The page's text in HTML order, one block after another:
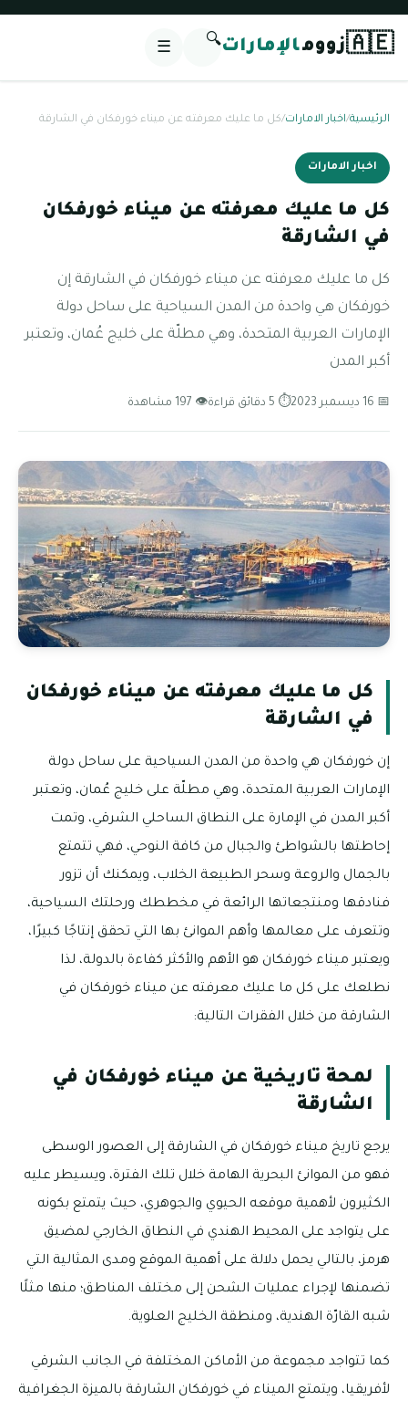
🇦🇪زوومالإمارات🔍
☰
الرئيسية/اخبار الامارات/كل ما عليك معرفته عن ميناء خورفكان في الشارقة
اخبار الامارات
كل ما عليك معرفته عن ميناء خورفكان
في الشارقة
كل ما عليك معرفته عن ميناء خورفكان في الشارقة إن
خورفكان هي واحدة من المدن السياحية على ساحل دولة
الإمارات العربية المتحدة، وهي مطلّة على خليج عُمان، وتعتبر
أكبر المدن
📅 16 ديسمبر 2023 ⏱ 5 دقائق قراءة 👁 197 مشاهدة
كل ما عليك معرفته عن ميناء خورفكان
في الشارقة
إن خورفكان هي واحدة من المدن السياحية على ساحل دولة
الإمارات العربية المتحدة، وهي مطلّة على خليج عُمان، وتعتبر
أكبر المدن في الإمارة على النطاق الساحلي الشرقي، وتمت
إحاطتها بالشواطئ والجبال من كافة النوحي، فهي تتمتع
بالجمال والروعة وسحر الطبيعة الخلاب، ويمكنك أن تزور
فنادقها ومنتجعاتها الرائعة في مخططك ورحلتك السياحية،
وتتعرف على معالمها وأهم الموانئ بها التي تحقق إنتاجًا كبيرًا،
ويعتبر ميناء خورفكان هو الأهم والأكثر كفاءة بالدولة، لذا
نطلعك على كل ما عليك معرفته عن ميناء خورفكان في
الشارقة من خلال الفقرات التالية:
لمحة تاريخية عن ميناء خورفكان في
الشارقة
يرجع تاريخ ميناء خورفكان في الشارقة إلى العصور الوسطى
فهو من الموانئ البحرية الهامة خلال تلك الفترة، ويسيطر عليه
الكثيرون لأهمية موقعه الحيوي والجوهري، حيث يتمتع بكونه
على يتواجد على المحيط الهندي في النطاق الخارجي لمضيق
هرمز، بالتالي يحمل دلالة على أهمية الموقع ومدى المثالية التي
تضمنها لإجراء عمليات الشحن إلى مختلف المناطق؛ منها مثلًا
شبه القارّة الهندية، ومنطقة الخليج العلوية.
كما تتواجد مجموعة من الأماكن المختلفة في الجانب الشرقي
لأفريقيا، ويتمتع الميناء في خورفكان الشارقة بالميزة الجغرافية